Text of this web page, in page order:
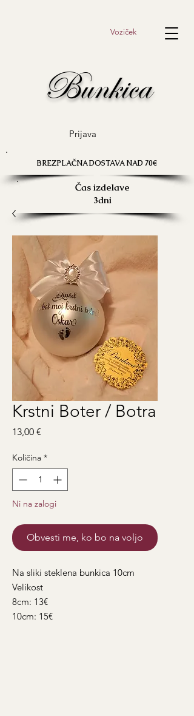
Voziček
Bunkica
BREZPLAČNA DOSTAVA NAD 70€
Prijava
Čas izdelave
3dni
Krstni Boter / Botra
13,00 €
Količina *
Ni na zalogi
Obvesti me, ko bo na voljo
Na sliki steklena bunkica 10cm
Velikost
8cm: 13€
10cm: 15€